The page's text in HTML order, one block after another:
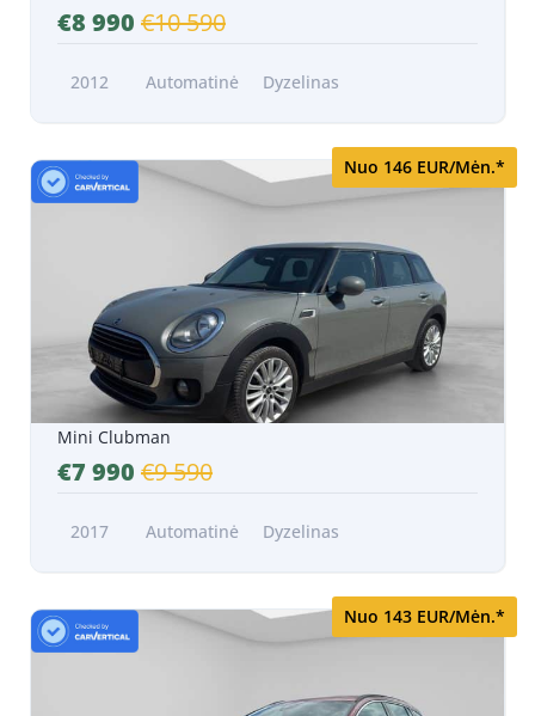
€8 990 €10 590
2012 Automatinė Dyzelinas
Nuo 146 EUR/Mėn.*
Mini Clubman
€7 990 €9 590
2017 Automatinė Dyzelinas
Nuo 143 EUR/Mėn.*